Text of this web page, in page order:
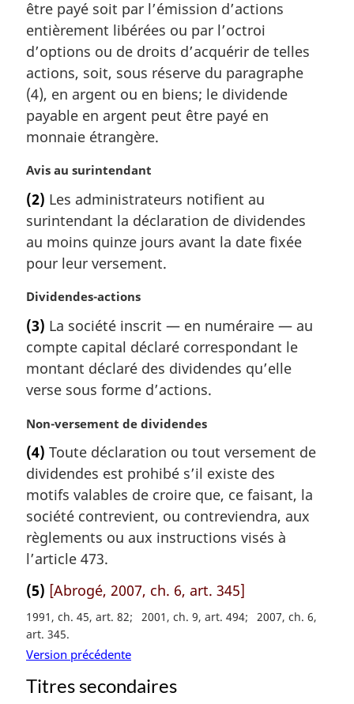
m
r
g
i
n
a
l
e
:
être payé soit par l’émission d’actions
entièrement libérées ou par l’octroi
d’options ou de droits d’acquérir de telles
actions, soit, sous réserve du paragraphe
(4), en argent ou en biens; le dividende
payable en argent peut être payé en
monnaie étrangère.
N
t
e
m
a
r
g
n
a
e
:
Avis au surintendant
(2) Les administrateurs notifient au
surintendant la déclaration de dividendes
au moins quinze jours avant la date fixée
pour leur versement.
N
t
e
m
a
g
n
a
e
:
Dividendes-actions
(3) La société inscrit — en numéraire — au
compte capital déclaré correspondant le
montant déclaré des dividendes qu’elle
verse sous forme d’actions.
N
t
e
m
a
g
i
a
l
e
:
Non-versement de dividendes
(4) Toute déclaration ou tout versement de
dividendes est prohibé s’il existe des
motifs valables de croire que, ce faisant, la
société contrevient, ou contreviendra, aux
règlements ou aux instructions visés à
l’article 473.
(5) [Abrogé, 2007, ch. 6, art. 345]
1991, ch. 45, art. 82 2001, ch. 9, art. 494
2007, ch. 6,
art. 345
Version précédente
Titres secondaires